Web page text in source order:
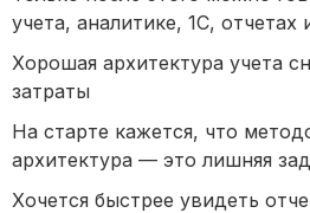
учета, аналитике, 1С, отчетах
Хорошая архитектура учета
затраты
На старте кажется, что
архитектура — это лишняя
Хочется быстрее увидеть